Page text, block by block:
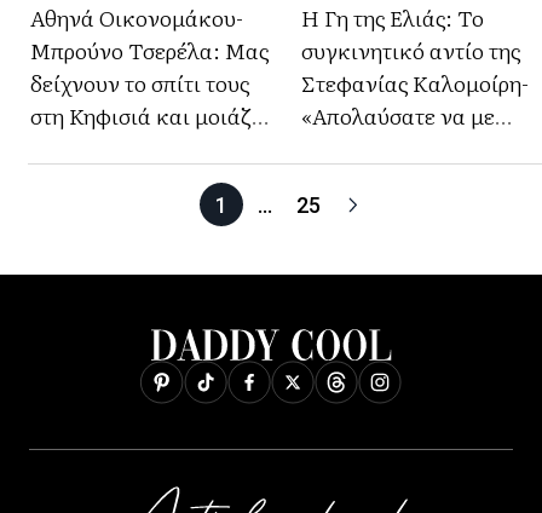
Αθηνά Οικονομάκου-
Μπρούνο Τσερέλα: Μας
δείχνουν το σπίτι τους
στη Κηφισιά και μοιάζει
Η Γη της Ελιάς: Το
συγκινητικό αντίο της
Στεφανίας Καλομοίρη-
«Απολαύσατε να με
1 … 25